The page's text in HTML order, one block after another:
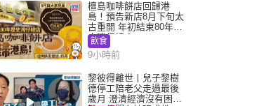
檀島咖啡餅店回歸港
島！預告新店8月下旬太
古重開 年初結束80年歷
史灣仔總店
飲食
9小時前
黎彼得離世丨兒子黎樹
德停工陪老父走過最後
歲月 澄清經濟沒有困